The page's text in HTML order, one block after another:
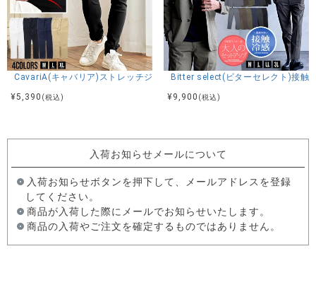
CavariA(キャバリア)ストレッチジョッパーパンツ/全4色
¥5,390 (税込)
Bitter select(ビターセレクト)接触
¥9,900 (税込)
入荷お知らせメールについて
入荷お知らせボタンを押下して、メールアドレスを登録
してください。
商品が入荷した際にメールでお知らせいたします。
商品の入荷やご注文を確定するものではありません。